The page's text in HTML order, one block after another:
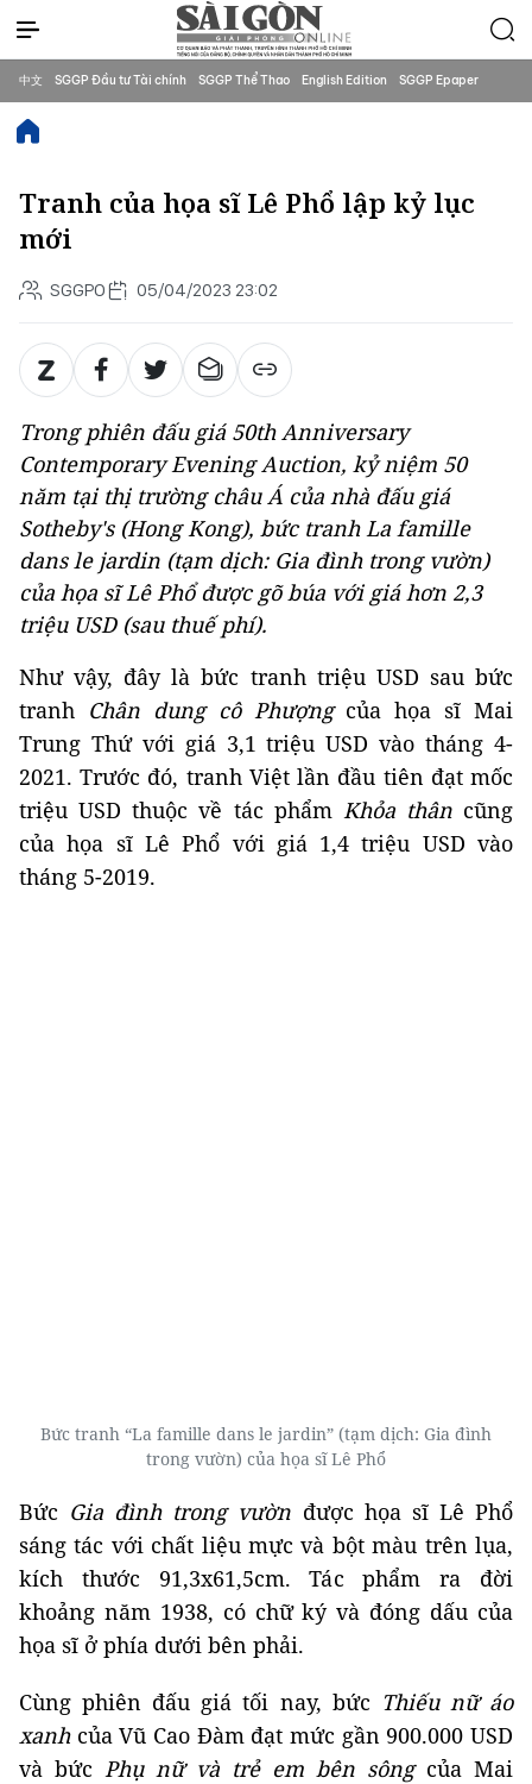
中文 SGGP Đầu tư Tài chính SGGP Thể Thao English Edition SGGP Epaper
Tranh của họa sĩ Lê Phổ lập kỷ lục
mới
SGGPO 05/04/2023 23:02
Trong phiên đấu giá 50th Anniversary
Contemporary Evening Auction, kỷ niệm 50
năm tại thị trường châu Á của nhà đấu giá
Sotheby's (Hong Kong), bức tranhLa famille
dans le jardin (tạm dịch: Gia đình trong vườn)
của họa sĩ Lê Phổ được gõ búa với giá hơn 2,3
triệu USD (sau thuế phí).
Như vậy, đây là bức tranh triệu USD sau bức
tranh Chân dung cô Phượngcủa họa sĩ Mai
Trung Thứ với giá 3,1 triệu USD vào tháng 4-
2021. Trước đó, tranh Việt lần đầu tiên đạt mốc
triệu USD thuộc về tác phẩm Khỏa thâncũng
của họa sĩ Lê Phổ với giá 1,4 triệu USD vào
tháng 5-2019.
Bức tranh “La famille dans le jardin” (tạm dịch: Gia đình
trong vườn) của họa sĩ Lê Phổ
Bức Gia đình trong vườn được họa sĩ Lê Phổ
sáng tác với chất liệu mực và bột màu trên lụa,
kích thước 91,3x61,5cm. Tác phẩm ra đời
khoảng năm 1938, có chữ ký và đóng dấu của
họa sĩ ở phía dưới bên phải.
Cùng phiên đấu giá tối nay, bức Thiếu nữ áo
xanhcủa Vũ Cao Đàm đạt mức gần 900.000 USD
và bức Phụ nữ và trẻ em bên sôngcủa Mai